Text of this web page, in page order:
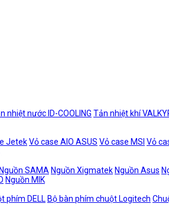
nhiệt nước ID-COOLING Tản nhiệt khí
JetekVỏ case AIO ASUS Vỏ case MSI Vỏ
Nguồn SAMA Nguồn Xigmatek Nguồn Asus
Nguồn MIK
phím DELL Bộ bàn phím chuột Logitech